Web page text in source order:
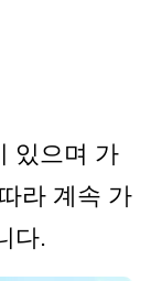
있으며 가
라 계속 가
다.